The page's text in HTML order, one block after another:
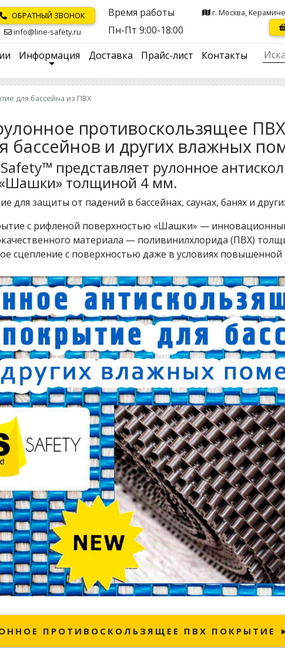
ОБРАТНЫЙ ЗВОНОК
info@line-safety.ru
Время работы
Пн-Пт 9:00-18:00
г. Москва,
Информация Доставка Прайс-лист Контакты
для бассейна из ПВХ
противоскользящее
бассейнов и других влажных
представляет рулонное
толщиной 4 мм.
для защиты от падений в бассейнах, саунах, банях и
с рифленой поверхностью «Шашки» —
материала — поливинилхлорида (ПВХ)
сцепление с поверхностью даже в условиях повышенной
ПРОТИВОСКОЛЬЗЯЩЕЕ ПВХ ПОКРЫТИЕ